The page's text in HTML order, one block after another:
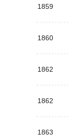
1859
1860
1862
1862
1863